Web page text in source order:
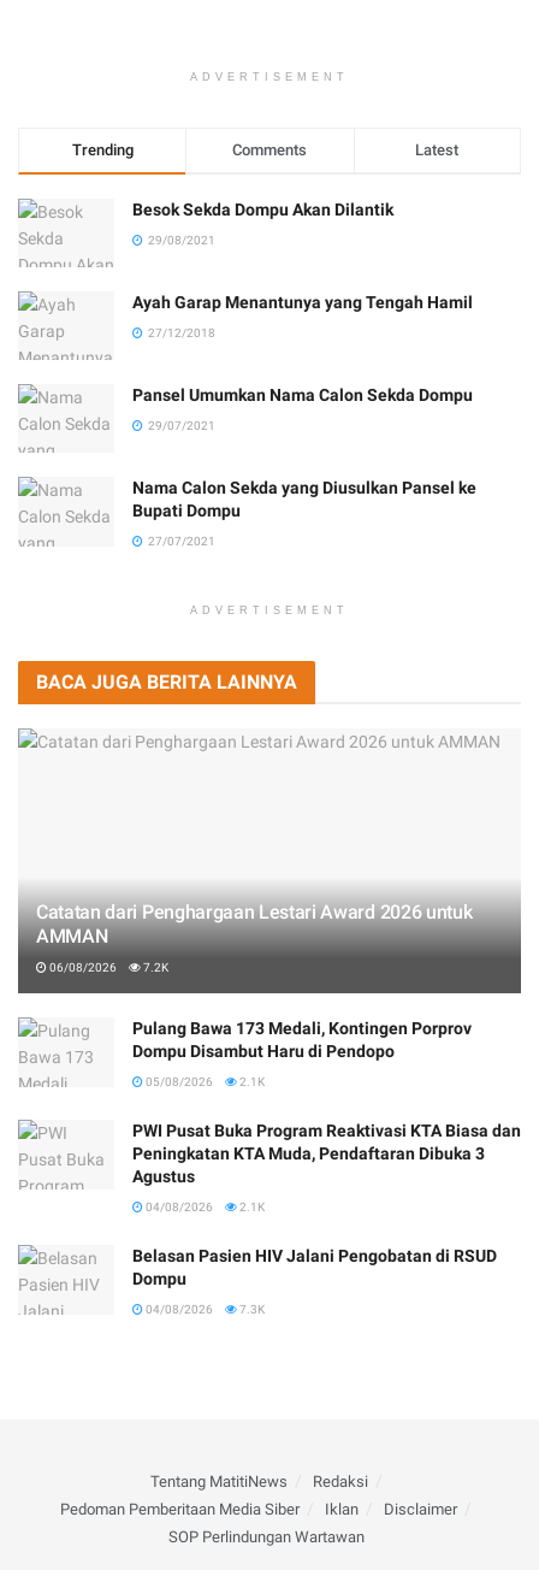
ADVERTISEMENT
Trending Comments Latest
Besok Sekda Dompu Akan Dilantik
29/08/2021
Ayah Garap Menantunya yang Tengah Hamil
27/12/2018
Pansel Umumkan Nama Calon Sekda Dompu
29/07/2021
Nama Calon Sekda yang Diusulkan Pansel ke
Bupati Dompu
27/07/2021
ADVERTISEMENT
BACA JUGA BERITA LAINNYA
Catatan dari Penghargaan Lestari Award 2026 untuk
AMMAN
06/08/2026 7.2K
Pulang Bawa 173 Medali, Kontingen Porprov
Dompu Disambut Haru di Pendopo
05/08/2026 2.1K
PWI Pusat Buka Program Reaktivasi KTA Biasa dan
Peningkatan KTA Muda, Pendaftaran Dibuka 3
Agustus
04/08/2026 2.1K
Belasan Pasien HIV Jalani Pengobatan di RSUD
Dompu
04/08/2026 7.3K
Tentang MatitiNews
Redaksi
Pedoman Pemberitaan Media Siber
Iklan
Disclaimer
SOP Perlindungan Wartawan